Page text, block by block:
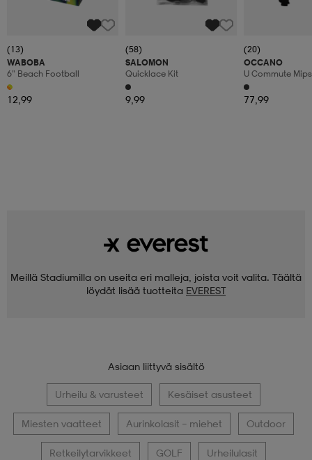
(13)
WABOBA
6" Beach Football
12,99
(58)
SALOMON
Quicklace Kit
9,99
(20)
OCCANO
U Commute
77,99
Meillä Stadiumilla on useita eri malleja, joista voit valita. Täältä
löydät lisää tuotteita EVEREST
Asiaan liittyvä sisältö
Urheilu & varusteet Kesäiset asusteet
Miesten vaatteet Aurinkolasit – miehet Outdoor
Retkeilytarvikkeet GOLF Urheilulasit